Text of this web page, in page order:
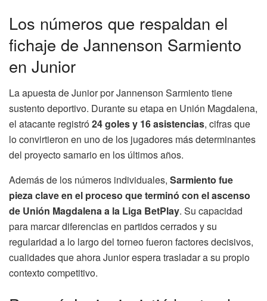
Los números que respaldan el
fichaje de Jannenson Sarmiento
en Junior
La apuesta de Junior por Jannenson Sarmiento tiene
sustento deportivo. Durante su etapa en Unión Magdalena,
el atacante registró24 goles y 16 asistencias, cifras que
lo convirtieron en uno de los jugadores más determinantes
del proyecto samario en los últimos años.
Además de los números individuales, Sarmiento fue
pieza clave en el proceso que terminó con el ascenso
de Unión Magdalena a la Liga BetPlay. Su capacidad
para marcar diferencias en partidos cerrados y su
regularidad a lo largo del torneo fueron factores decisivos,
cualidades que ahora Junior espera trasladar a su propio
contexto competitivo.